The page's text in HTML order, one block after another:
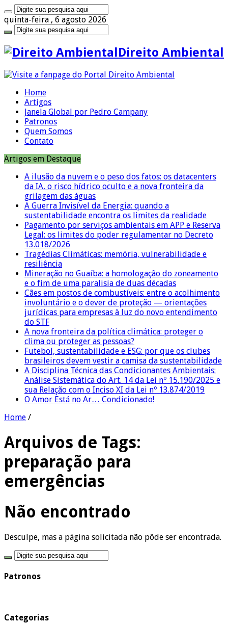
quinta-feira , 6 agosto 2026
Direito Ambiental
Home
Artigos
Janela Global por Pedro Campany
Patronos
Quem Somos
Contato
Artigos em Destaque
A ilusão da nuvem e o peso dos fatos: os datacenters
da IA, o risco hídrico oculto e a nova fronteira da
grilagem das águas
A Guerra Invisível da Energia: quando a
sustentabilidade encontra os limites da realidade
Pagamento por serviços ambientais em APP e Reserva
Legal: os limites do poder regulamentar no Decreto
13.018/2026
Tragédias Climáticas: memória, vulnerabilidade e
resiliência
Mineração no Guaíba: a homologação do zoneamento
e o fim de uma paralisia de duas décadas
Cães em postos de combustíveis: entre o acolhimento
involuntário e o dever de proteção — orientações
jurídicas para empresas à luz do novo entendimento
do STF
A nova fronteira da política climática: proteger o
clima ou proteger as pessoas?
Futebol, sustentabilidade e ESG: por que os clubes
brasileiros devem vestir a camisa da sustentabilidade
A Disciplina Técnica das Condicionantes Ambientais:
Análise Sistemática do Art. 14 da Lei nº 15.190/2025 e
sua Relação com o Inciso XI da Lei nº 13.874/2019
O Amor Está no Ar… Condicionado!
Home /
Arquivos de Tags:
preparação para
emergências
Não encontrado
Desculpe, mas a página solicitada não pôde ser encontrada.
Patronos
Categorias